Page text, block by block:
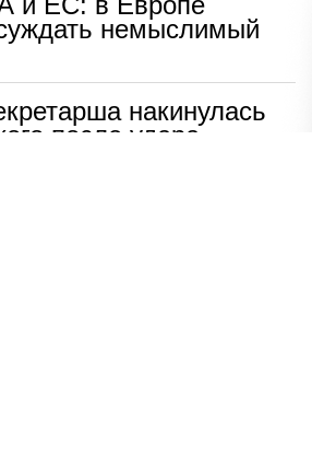
немыслимый
накинулась
после удара